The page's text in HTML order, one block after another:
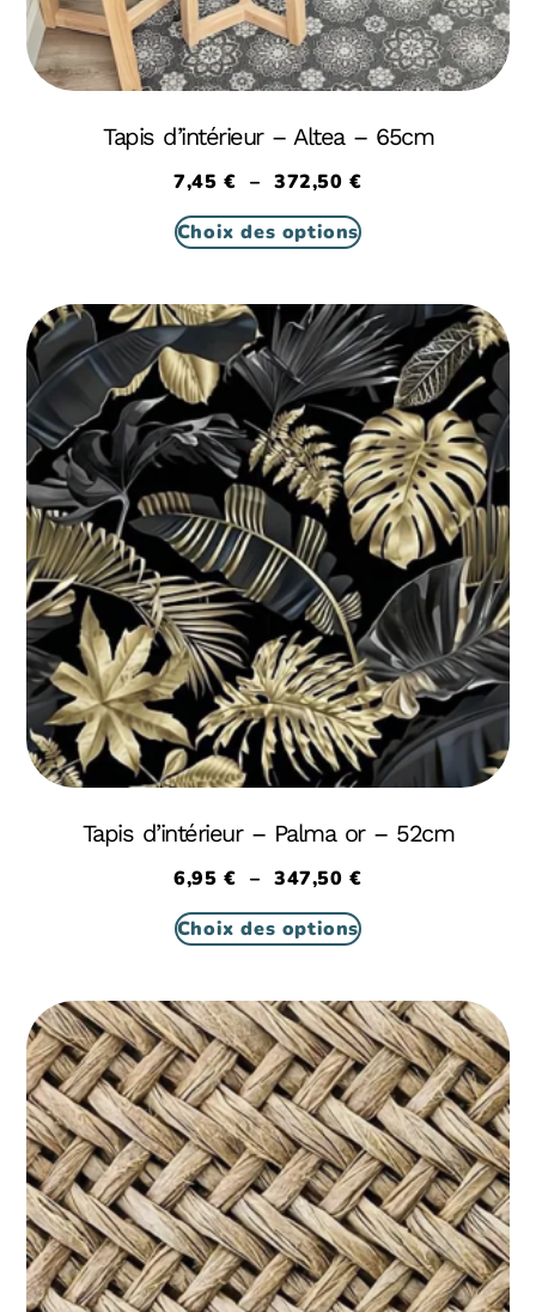
Tapis d’intérieur – Altea – 65cm
7,45€ – 372,50€
Choix des options
Tapis d’intérieur – Palma or – 52cm
6,95€ – 347,50€
Choix des options